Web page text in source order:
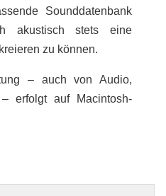
Sounddatenbank
akustisch stets eine
zu können.
– auch von Audio,
erfolgt auf Macintosh-